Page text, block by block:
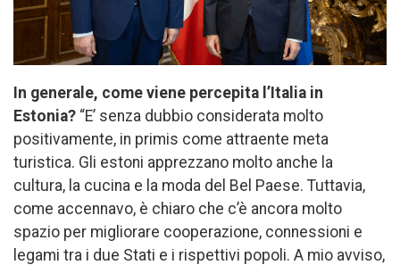
In generale, come viene percepita l’Italia in
Estonia? “E’ senza dubbio considerata molto
positivamente, in primis come attraente meta
turistica. Gli estoni apprezzano molto anche la
cultura, la cucina e la moda del Bel Paese. Tuttavia,
come accennavo, è chiaro che c’è ancora molto
spazio per migliorare cooperazione, connessioni e
legami tra i due Stati e i rispettivi popoli. A mio avviso,